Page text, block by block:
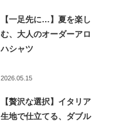
【一足先に…】夏を楽し
む、大人のオーダーアロ
ハシャツ
2026.05.15
【贅沢な選択】イタリア
生地で仕立てる、ダブル